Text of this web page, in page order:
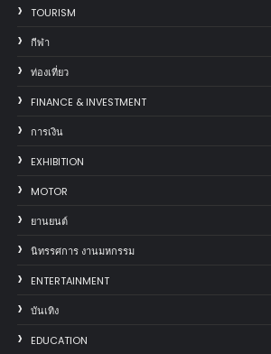
TOURISM
กีฬา
ท่องเที่ยว
FINANCE & INVESTMENT
การเงิน
EXHIBITION
MOTOR
‎ยานยนต์‎
นิทรรศการ งานมหกรรม
ENTERTAINMENT
บันเทิง
EDUCATION